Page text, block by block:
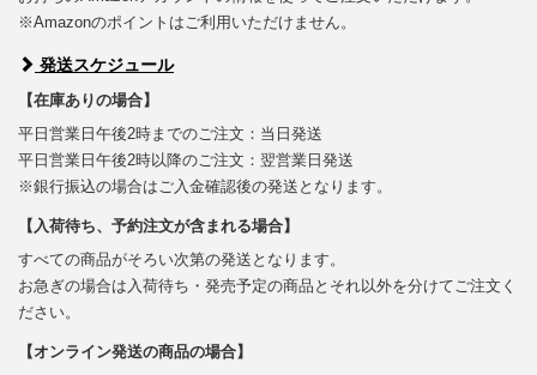
※Amazonのポイントはご利用いただけません。
発送スケジュール
【在庫ありの場合】
平日営業日午後2時までのご注文：当日発送
平日営業日午後2時以降のご注文：翌営業日発送
※銀行振込の場合はご入金確認後の発送となります。
【入荷待ち、予約注文が含まれる場合】
すべての商品がそろい次第の発送となります。
お急ぎの場合は入荷待ち・発売予定の商品とそれ以外を分けてご注文く
ださい。
【オンライン発送の商品の場合】